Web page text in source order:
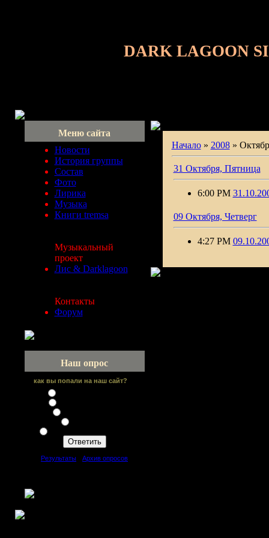
DARK LAGOON
Меню сайта
Новости
История группы
Состав
Фото
Лирика
Музыка
Книги tremsa
Музыкальный
проект
Лис & Darklagoon
Контакты
Форум
Наш опрос
как вы попали на наш сайт?
Результаты Архив опросов
Начало» 2008 »
31 Октября, Пятница
6:00 PM
09 Октября, Четверг
4:27 PM